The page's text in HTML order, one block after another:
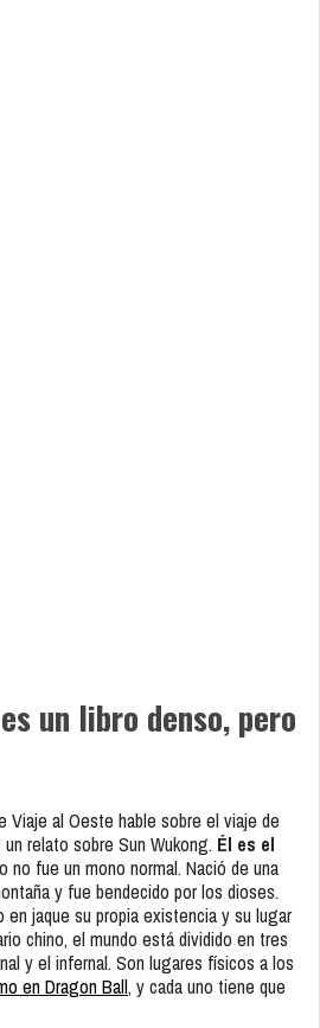
un libro denso, pero
Viaje al Oeste hable sobre el viaje de
relato sobre Sun Wukong. Él es el
no fue un mono normal. Nació de una
y fue bendecido por los dioses.
en jaque su propia existencia y su lugar
chino, el mundo está dividido en tres
y el infernal. Son lugares físicos a los
en Dragon Ball, y cada uno tiene que